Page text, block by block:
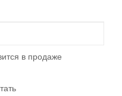
в продаже